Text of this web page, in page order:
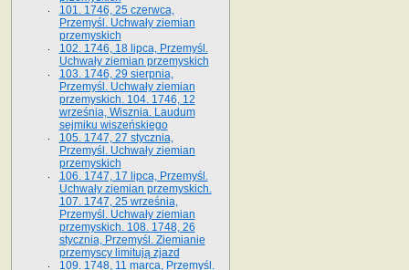
101. 1746, 25 czerwca,
Przemyśl. Uchwały ziemian
przemyskich
102. 1746, 18 lipca, Przemyśl.
Uchwały ziemian przemyskich
103. 1746, 29 sierpnia,
Przemyśl. Uchwały ziemian
przemyskich. 104. 1746, 12
września, Wisznia. Laudum
sejmiku wiszeńskiego
105. 1747, 27 stycznia,
Przemyśl. Uchwały ziemian
przemyskich
106. 1747, 17 lipca, Przemyśl.
Uchwały ziemian przemyskich.
107. 1747, 25 września,
Przemyśl. Uchwały ziemian
przemyskich. 108. 1748, 26
stycznia, Przemyśl. Ziemianie
przemyscy limitują zjazd
109. 1748, 11 marca, Przemyśl.